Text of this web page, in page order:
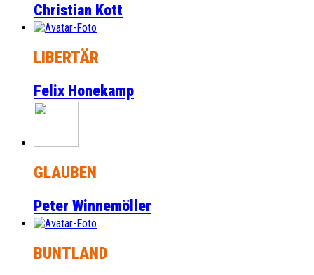
Christian Kott
LIBERTÄR
Felix Honekamp
GLAUBEN
Peter Winnemöller
BUNTLAND